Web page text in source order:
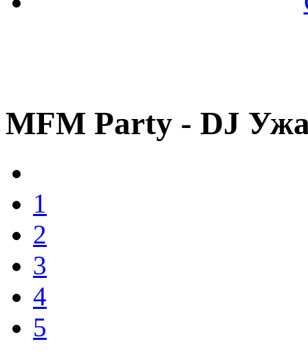
MFM Party - DJ
1
2
3
4
5